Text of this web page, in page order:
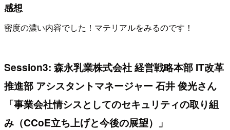
感想
密度の濃い内容でした！マテリアルをみるのです！
Session3: 森永乳業株式会社 経営戦略本部 IT改革
推進部 アシスタントマネージャー 石井 俊光さん
「事業会社情シスとしてのセキュリティの取り組
み（CCoE立ち上げと今後の展望）」